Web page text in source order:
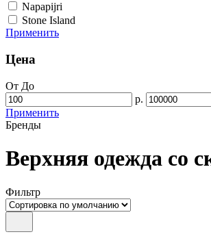
Napapijri
Stone Island
Применить
Цена
От До
р.
Применить
Бренды
Верхняя одежда со
Фильтр